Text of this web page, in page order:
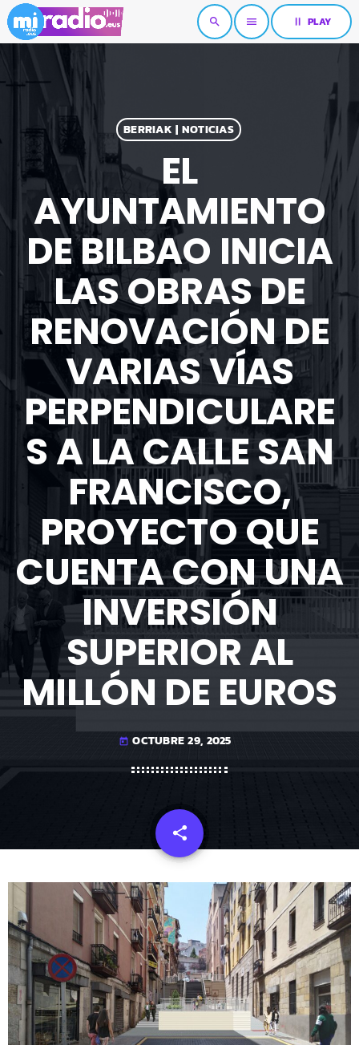
search menu pause PLAY
BERRIAK | NOTICIAS
EL
AYUNTAMIENTO
DE BILBAO INICIA
LAS OBRAS DE
RENOVACIÓN DE
VARIAS VÍAS
PERPENDICULARE
S A LA CALLE SAN
FRANCISCO,
PROYECTO QUE
CUENTA CON UNA
INVERSIÓN
SUPERIOR AL
MILLÓN DE EUROS
today OCTUBRE 29, 2025
share
email